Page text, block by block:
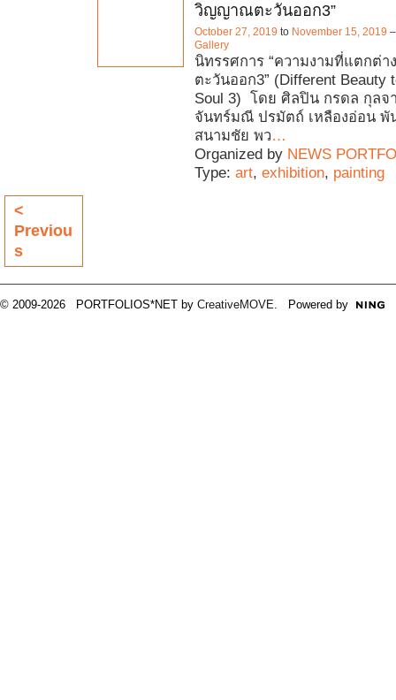
วิญญาณตะวันออก3”
October 27, 2019 to November 15, 2019
Gallery
นิทรรศการ “ความงามที่แตกต่
ตะวันออก3” (Different Beauty
Soul 3) โดย ศิลปิน กรดล กุลจ
จันทร์มณี ปรมัตถ์ เหลืองอ่อน พั
สนามชัย พว…
Organized by NEWS
Type: art, exhibition, painting
<
Previou
s
© 2009-2026 PORTFOLIOS*NET by CreativeMOVE. Powered by